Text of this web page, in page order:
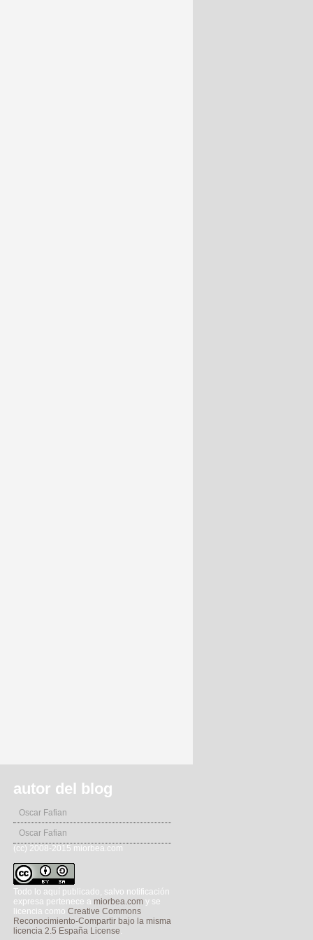
autor del blog
Oscar Fafian
Oscar Fafian
(cc) 2008-2015 miorbea.com
Todo lo aquí publicado, salvo notificación
expresa pertenece a miorbea.com y se
licencia como Creative Commons
Reconocimiento-Compartir bajo la misma
licencia 2.5 España License